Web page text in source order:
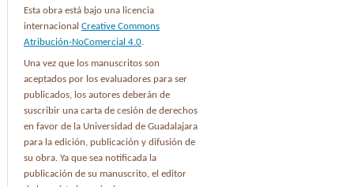
Esta obra está bajo una licencia
internacional Creative Commons
Atribución-NoComercial 4.0.
Una vez que los manuscritos son
aceptados por los evaluadores para ser
publicados, los autores deberán de
suscribir una carta de cesión de derechos
en favor de la Universidad de Guadalajara
para la edición, publicación y difusión de
su obra. Ya que sea notificada la
publicación de su manuscrito, el editor